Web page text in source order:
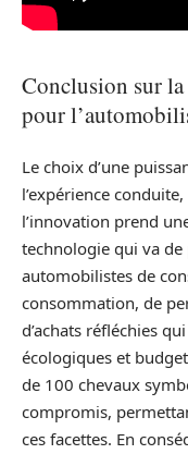
Conclusion sur
pour
Le choix d’une
l’expérience
l’innovation prend
technologie qui va de
automobilistes de
consommation, de
d’achats réfléchies
écologiques et
de 100 chevaux
compromis,
ces facettes. En